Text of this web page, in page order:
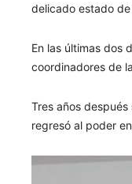
delicado estado
En las últimas dos
coordinadores de
Tres años después
regresó al poder